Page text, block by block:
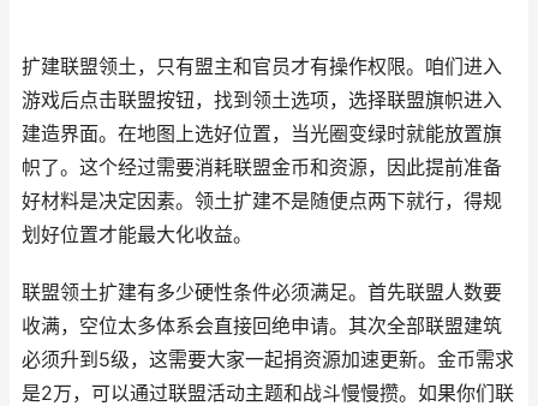
扩建联盟领土，只有盟主和官员才有操作权限。咱们进入
游戏后点击联盟按钮，找到领土选项，选择联盟旗帜进入
建造界面。在地图上选好位置，当光圈变绿时就能放置旗
帜了。这个经过需要消耗联盟金币和资源，因此提前准备
好材料是决定因素。领土扩建不是随便点两下就行，得规
划好位置才能最大化收益。
联盟领土扩建有多少硬性条件必须满足。首先联盟人数要
收满，空位太多体系会直接回绝申请。其次全部联盟建筑
必须升到5级，这需要大家一起捐资源加速更新。金币需求
是2万，可以通过联盟活动主题和战斗慢慢攒。如果你们联